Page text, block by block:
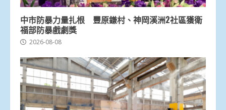
中市防暴力量扎根 豐原鎌村、神岡溪洲2社區獲衛
福部防暴戲劇獎
2026-08-08